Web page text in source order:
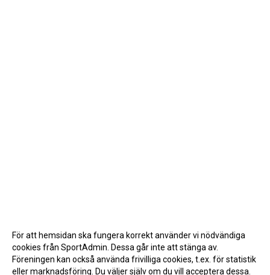
För att hemsidan ska fungera korrekt använder vi nödvändiga
cookies från SportAdmin. Dessa går inte att stänga av.
Föreningen kan också använda frivilliga cookies, t.ex. för statistik
eller marknadsföring. Du väljer själv om du vill acceptera dessa.